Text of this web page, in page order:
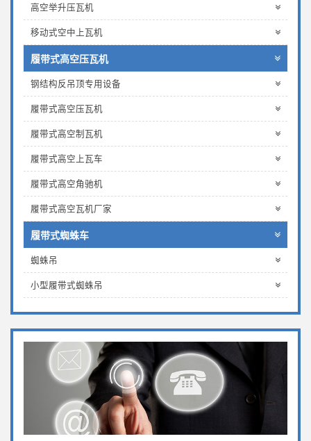
高空举升压瓦机
移动式空中上瓦机
履带式高空压瓦机
钢结构反吊顶专用设备
履带式高空压瓦机
履带式高空制瓦机
履带式高空上瓦车
履带式高空角驰机
履带式高空瓦机厂家
履带式蜘蛛车
蜘蛛吊
小型履带式蜘蛛吊